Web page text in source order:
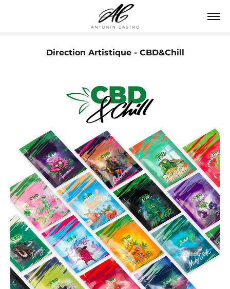
Direction Artistique - CBD&Chill